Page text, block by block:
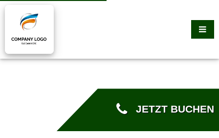
JETZT BUCHEN